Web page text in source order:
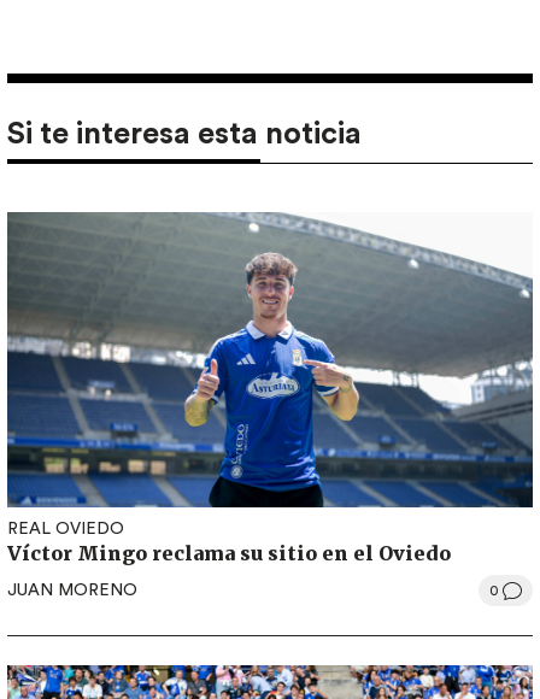
Si te interesa esta noticia
REAL OVIEDO
Víctor Mingo reclama su sitio en el Oviedo
JUAN MORENO 0